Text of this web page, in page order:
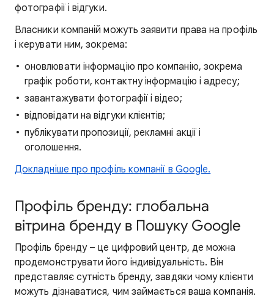
фотографії і відгуки.
Власники компаній можуть заявити права на профіль
і керувати ним, зокрема:
оновлювати інформацію про компанію, зокрема
графік роботи, контактну інформацію і адресу;
завантажувати фотографії і відео;
відповідати на відгуки клієнтів;
публікувати пропозиції, рекламні акції і
оголошення.
Докладніше про профіль компанії в Google.
Профіль бренду: глобальна
вітрина бренду в Пошуку Google
Профіль бренду – це цифровий центр, де можна
продемонструвати його індивідуальність. Він
представляє сутність бренду, завдяки чому клієнти
можуть дізнаватися, чим займається ваша компанія.